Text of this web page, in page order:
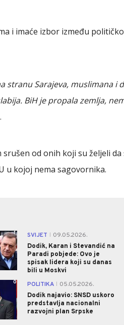
i imaće izbor između
stranu Sarajeva, muslimana i
BiH je propala zemlja,
od onih koji su željeli da
u kojoj nema sagovornika.
1 SVIJET
09.05.2026.
Dodik, Karan i Stevandić na
Paradi pobjede: Ovo je
spisak lidera koji su danas
bili u Moskvi
0 POLITIKA
05.05.2026.
Dodik najavio: SNSD uskoro
predstavlja nacionalni
razvojni plan Srpske